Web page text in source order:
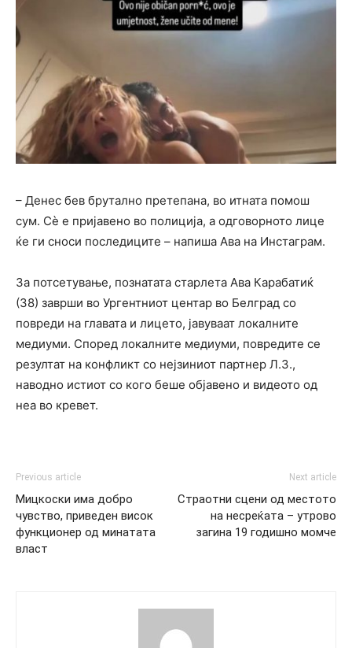
– Денес бев брутално претепана, во итната помош
сум. Сè е пријавено во полиција, а одговорното лице
ќе ги сноси последиците – напиша Ава на Инстаграм.
За потсетување, познатата старлета Ава Карабатиќ
(38) заврши во Ургентниот центар во Белград со
повреди на главата и лицето, јавуваат локалните
медиуми. Според локалните медиуми, повредите се
резултат на конфликт со нејзиниот партнер Л.З.,
наводно истиот со кого беше објавено и видеото од
неа во кревет.
Previous article
Мицкоски има добро
чувство, приведен висок
функционер од минатата
власт
Next article
Страотни сцени од местото
на несреќатa – утрово
загина 19 годишно момче